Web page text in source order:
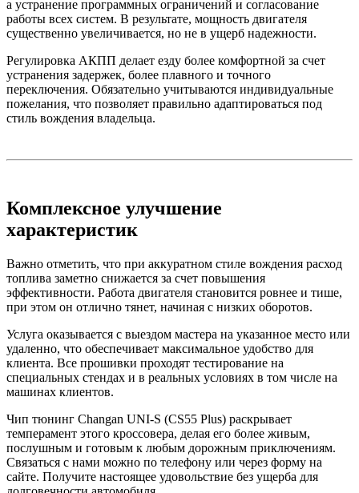
а устранение программных ограничений и согласование
работы всех систем. В результате, мощность двигателя
существенно увеличивается, но не в ущерб надежности.
Регулировка АКПП делает езду более комфортной за счет
устранения задержек, более плавного и точного
переключения. Обязательно учитываются индивидуальные
пожелания, что позволяет правильно адаптироваться под
стиль вождения владельца.
Комплексное улучшение
характеристик
Важно отметить, что при аккуратном стиле вождения расход
топлива заметно снижается за счет повышения
эффективности. Работа двигателя становится ровнее и тише,
при этом он отлично тянет, начиная с низких оборотов.
Услуга оказывается с выездом мастера на указанное место или
удаленно, что обеспечивает максимальное удобство для
клиента. Все прошивки проходят тестирование на
специальных стендах и в реальных условиях в том числе на
машинах клиентов.
Чип тюнинг Changan UNI-S (CS55 Plus) раскрывает
темперамент этого кроссовера, делая его более живым,
послушным и готовым к любым дорожным приключениям.
Связаться с нами можно по телефону или через форму на
сайте. Получите настоящее удовольствие без ущерба для